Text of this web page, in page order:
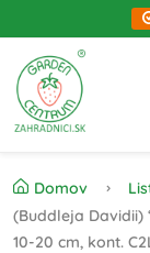
Domov
(Buddleja Davidii)
10-20 cm, kont.